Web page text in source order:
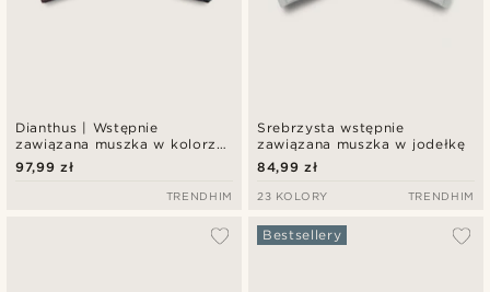
Dianthus | Wstępnie
zawiązana muszka w kolorze
spalonej czerwieni i
niebieskim w kwiaty
97,99 zł
TRENDHIM
Srebrzysta wstępnie
zawiązana muszka w jodełkę
84,99 zł
23 KOLORY TRENDHIM
Bestsellery